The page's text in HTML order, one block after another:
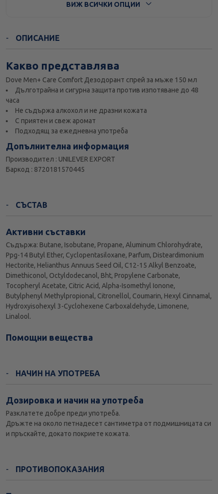
ВИЖ ВСИЧКИ ОПЦИИ
ОПИСАНИЕ
Какво представлява
Dove Men+ Care Comfort Дезодорант спрей за мъже 150 мл
Дълготрайна и сигурна защита против изпотяване до 48
часа
Не съдържа алкохол и не дразни кожата
С приятен и свеж аромат
Подходящ за ежедневна употреба
Допълнителна информация
Производител : UNILEVER EXPORT
Баркод : 8720181570445
СЪСТАВ
Активни съставки
Съдържа: Butane, Isobutane, Propane, Aluminum Chlorohydrate,
Ppg-14 Butyl Ether, Cyclopentasiloxane, Parfum, Disteardimonium
Hectorite, Helianthus Annuus Seed Oil, C12-15 Alkyl Benzoate,
Dimethiconol, Octyldodecanol, Bht, Propylene Carbonate,
Tocopheryl Acetate, Citric Acid, Alpha-Isomethyl Ionone,
Butylphenyl Methylpropional, Citronellol, Coumarin, Hexyl Cinnamal,
Hydroxyisohexyl 3-Cyclohexene Carboxaldehyde, Limonene,
Linalool.
Помощни вещества
НАЧИН НА УПОТРЕБА
Дозировка и начин на употреба
Разклатете добре преди употреба.
Дръжте на около петнадесет сантиметра от подмишницата си
и пръскайте, докато покриете кожата.
ПРОТИВОПОКАЗАНИЯ